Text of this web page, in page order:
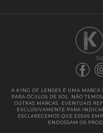
A KING OF LENSES É UMA MARCA
PARA ÓCULOS DE SOL. NÃO
OUTRAS MARCAS. EVENTUAIS
EXCLUSIVAMENTE PARA
ESCLARECEMOS QUE ESSAS
ENDOSSAM OS